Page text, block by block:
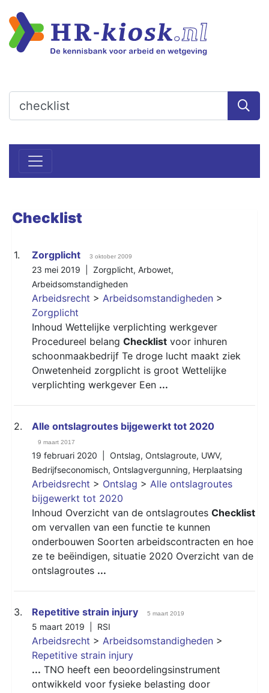
Checklist
1. Zorgplicht 3 oktober 2009
23 mei 2019 | Zorgplicht, Arbowet,
Arbeidsomstandigheden
Arbeidsrecht > Arbeidsomstandigheden >
Zorgplicht
Inhoud Wettelijke verplichting werkgever
Procedureel belang Checklist voor inhuren
schoonmaakbedrijf Te droge lucht maakt ziek
Onwetenheid zorgplicht is groot Wettelijke
verplichting werkgever Een ...
2. Alle ontslagroutes bijgewerkt tot 2020
9 maart 2017
19 februari 2020 | Ontslag, Ontslagroute, UWV,
Bedrijfseconomisch, Ontslagvergunning, Herplaatsing
Arbeidsrecht > Ontslag > Alle ontslagroutes
bijgewerkt tot 2020
Inhoud Overzicht van de ontslagroutes Checklist
om vervallen van een functie te kunnen
onderbouwen Soorten arbeidscontracten en hoe
ze te beëindigen, situatie 2020 Overzicht van de
ontslagroutes ...
3. Repetitive strain injury 5 maart 2019
5 maart 2019 | RSI
Arbeidsrecht > Arbeidsomstandigheden >
Repetitive strain injury
... TNO heeft een beoordelingsinstrument
ontwikkeld voor fysieke belasting door